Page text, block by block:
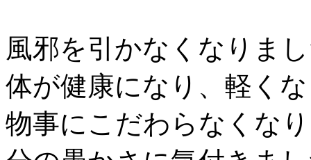
風邪を引かなくなりま
体が健康になり、軽く
物事にこだわらなくな